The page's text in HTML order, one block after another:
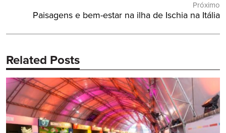
Próximo
Próximo
Paisagens e bem-estar na ilha de Ischia na Itália
Related Posts